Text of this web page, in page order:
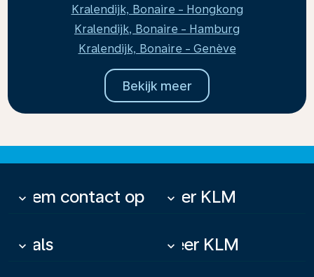
Kralendijk, Bonaire - Hongkong
Kralendijk, Bonaire - Hamburg
Kralendijk, Bonaire - Genève
Bekijk meer
Neem contact op
keyboard_arrow_down Over KLM
keyboard_arrow_down
Deals
keyboard_arrow_down Meer KLM
keyboard_arrow_down